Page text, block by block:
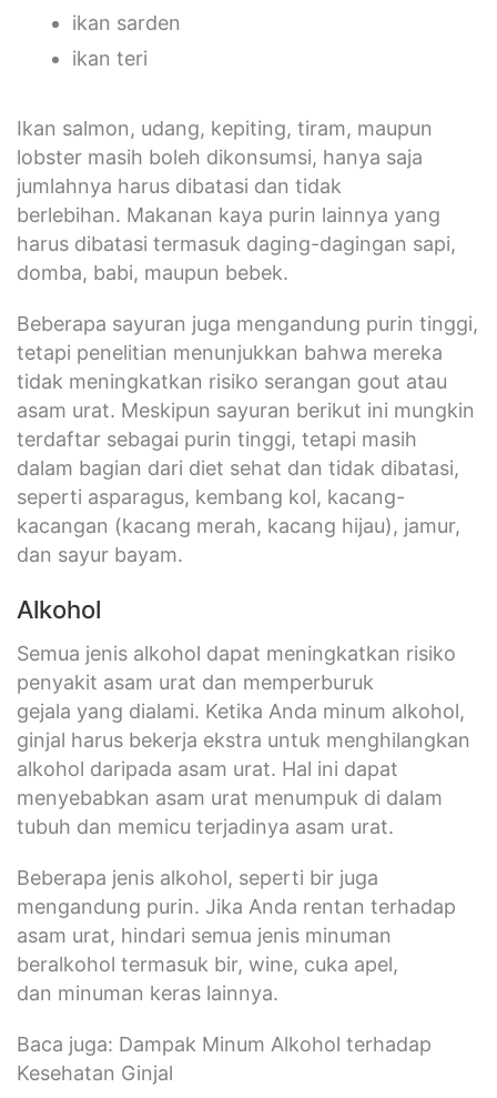
ikan sarden
ikan teri
Ikan salmon, udang, kepiting, tiram, maupun
lobster masih boleh dikonsumsi, hanya saja
jumlahnya harus dibatasi dan tidak
berlebihan. Makanan kaya purin lainnya yang
harus dibatasi termasuk daging-dagingan sapi,
domba, babi, maupun bebek.
Beberapa sayuran juga mengandung purin tinggi,
tetapi penelitian menunjukkan bahwa mereka
tidak meningkatkan risiko serangan gout atau
asam urat. Meskipun sayuran berikut ini mungkin
terdaftar sebagai purin tinggi, tetapi masih
dalam bagian dari diet sehat dan tidak dibatasi,
seperti asparagus, kembang kol, kacang-
kacangan (kacang merah, kacang hijau), jamur,
dan sayur bayam.
Alkohol
Semua jenis alkohol dapat meningkatkan risiko
penyakit asam urat dan memperburuk
gejala yang dialami. Ketika Anda minum alkohol,
ginjal harus bekerja ekstra untuk menghilangkan
alkohol daripada asam urat. Hal ini dapat
menyebabkan asam urat menumpuk di dalam
tubuh dan memicu terjadinya asam urat.
Beberapa jenis alkohol, seperti bir juga
mengandung purin. Jika Anda rentan terhadap
asam urat, hindari semua jenis minuman
beralkohol termasuk bir, wine, cuka apel,
dan minuman keras lainnya.
Baca juga: Dampak Minum Alkohol terhadap
Kesehatan Ginjal